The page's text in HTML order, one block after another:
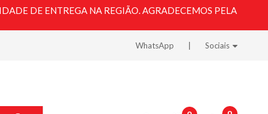
DE ENTREGA NA REGIÃO. AGRADECEMOS PELA
WhatsApp Sociais